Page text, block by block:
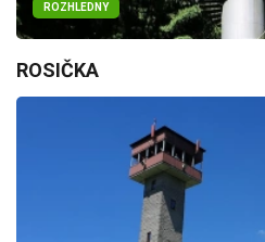
ROZHLEDNY
ROSIČKA